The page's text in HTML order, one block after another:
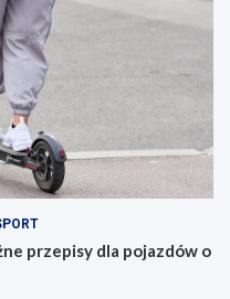
przepisy dla pojazdów o